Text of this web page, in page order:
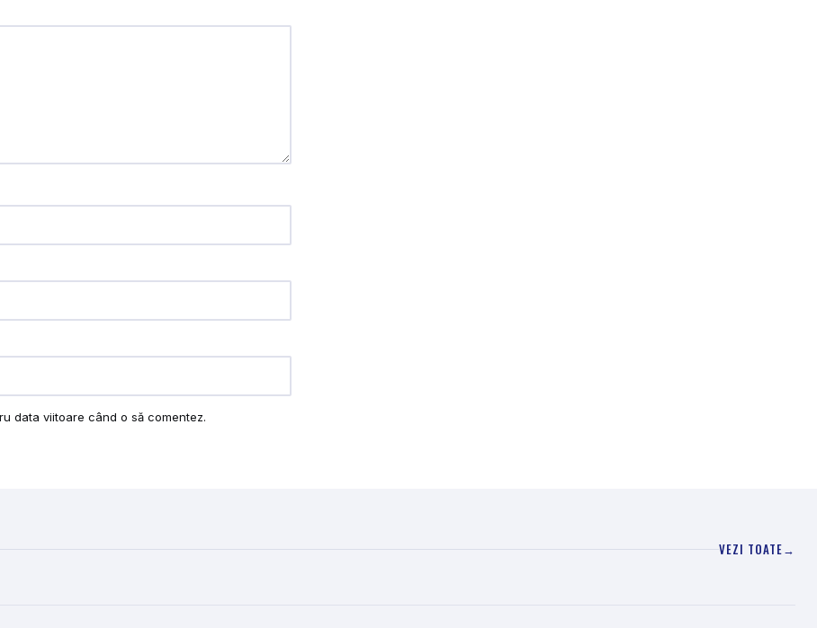
data viitoare când o să comentez.
VEZI TOATE→